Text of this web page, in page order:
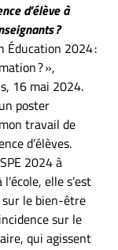
d’élève à
?
Éducation 2024 :
? »,
16 mai 2024.
poster
travail de
d’élèves.
2024 à
elle s’est
sur le bien-être
sur le
qui agissent